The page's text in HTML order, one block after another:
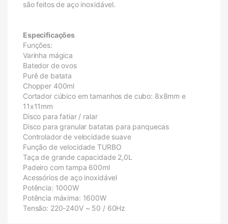
são feitos de aço inoxidável.
Especificações
Funções:
Varinha mágica
Batedor de ovos
Purê de batata
Chopper 400ml
Cortador cúbico em tamanhos de cubo: 8x8mm e
11x11mm
Disco para fatiar / ralar
Disco para granular batatas para panquecas
Controlador de velocidade suave
Função de velocidade TURBO
Taça de grande capacidade 2,0L
Padeiro com tampa 600ml
Acessórios de aço inoxidável
Potência: 1000W
Potência máxima: 1600W
Tensão: 220-240V ~ 50 / 60Hz